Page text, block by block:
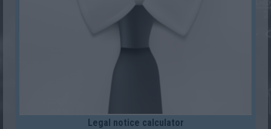
Legal notice calculator